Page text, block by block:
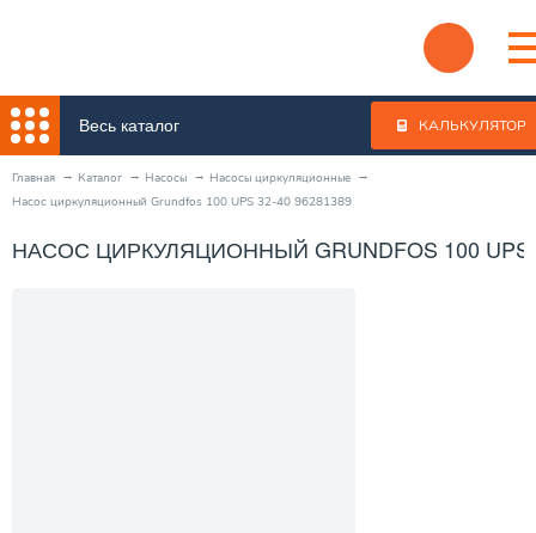
Весь каталог КАЛЬКУЛЯТОР
Главная Каталог Насосы
Насосы циркуляционные
Насос циркуляционный Grundfos 100 UPS 32-40 96281389
НАСОС ЦИРКУЛЯЦИОННЫЙ GRUNDFOS 100 UPS